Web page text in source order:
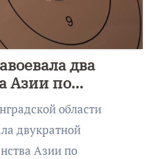
два
Азии по
области
двукратной
Азии по